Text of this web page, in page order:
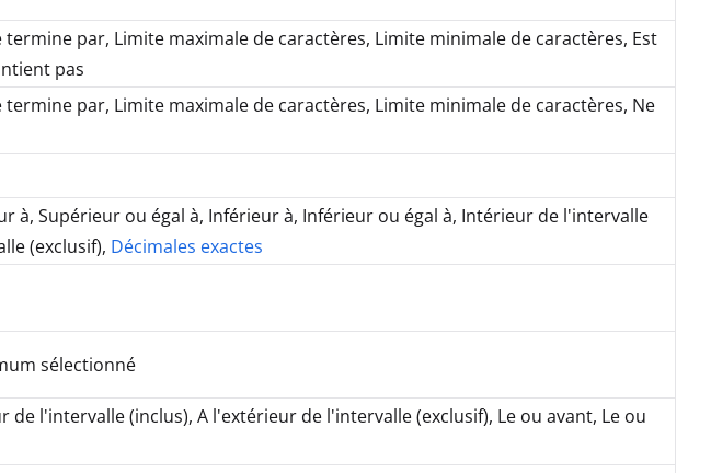
termine par, Limite maximale de caractères, Limite minimale de caractères, Est
pas
termine par, Limite maximale de caractères, Limite minimale de caractères, Ne
à, Supérieur ou égal à, Inférieur à, Inférieur ou égal à, Intérieur de l'intervalle
(exclusif), Décimales exactes
sélectionné
de l'intervalle (inclus), A l'extérieur de l'intervalle (exclusif), Le ou avant, Le ou